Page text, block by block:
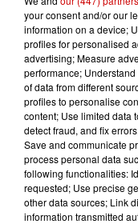
à
Le
your consent and/or our
information on a device;
profiles for personalised
advertising; Measure
performance;
of data from different
profiles to personalise
content; Use limited data
detect fraud, and fix
Save and communicate
process personal data
following functionalities:
requested; Use precise
other data sources; Link
information transmitted